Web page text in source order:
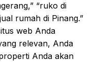
“ruko di
rumah di Pinang.”
web Anda
relevan, Anda
Anda akan